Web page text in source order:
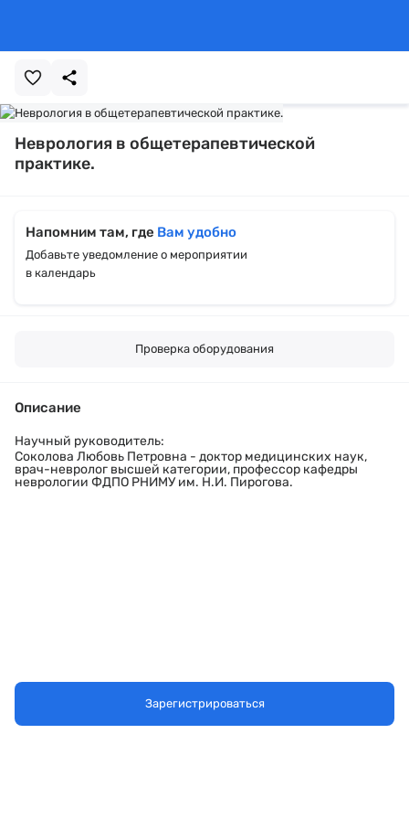
Неврология в общетерапевтической
практике.
Напомним там, где Вам удобно
Добавьте уведомление о мероприятии
в календарь
Проверка оборудования
Описание
Научный руководитель:
Соколова Любовь Петровна - доктор медицинских наук,
врач-невролог высшей категории, профессор кафедры
неврологии ФДПО РНИМУ им. Н.И. Пирогова.
Зарегистрироваться